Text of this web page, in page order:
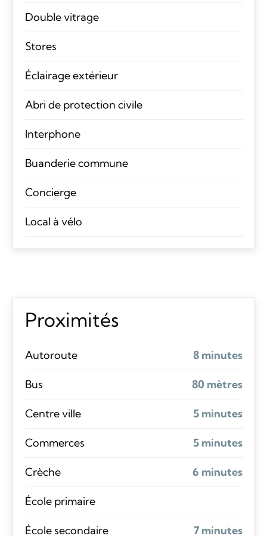
Double vitrage
Stores
Éclairage extérieur
Abri de protection civile
Interphone
Buanderie commune
Concierge
Local à vélo
Proximités
Autoroute 8 minutes
Bus 80 mètres
Centre ville 5 minutes
Commerces 5 minutes
Crèche 6 minutes
École primaire
École secondaire 7 minutes